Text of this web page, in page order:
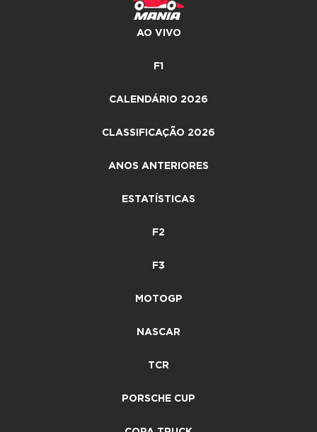
AO VIVO
F1
CALENDÁRIO 2026
CLASSIFICAÇÃO 2026
ANOS ANTERIORES
ESTATÍSTICAS
F2
F3
MOTOGP
NASCAR
TCR
PORSCHE CUP